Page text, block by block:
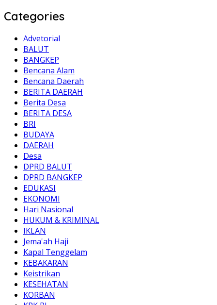
Categories
Advetorial
BALUT
BANGKEP
Bencana Alam
Bencana Daerah
BERITA DAERAH
Berita Desa
BERITA DESA
BRI
BUDAYA
DAERAH
Desa
DPRD BALUT
DPRD BANGKEP
EDUKASI
EKONOMI
Hari Nasional
HUKUM & KRIMINAL
IKLAN
Jema'ah Haji
Kapal Tenggelam
KEBAKARAN
Keistrikan
KESEHATAN
KORBAN